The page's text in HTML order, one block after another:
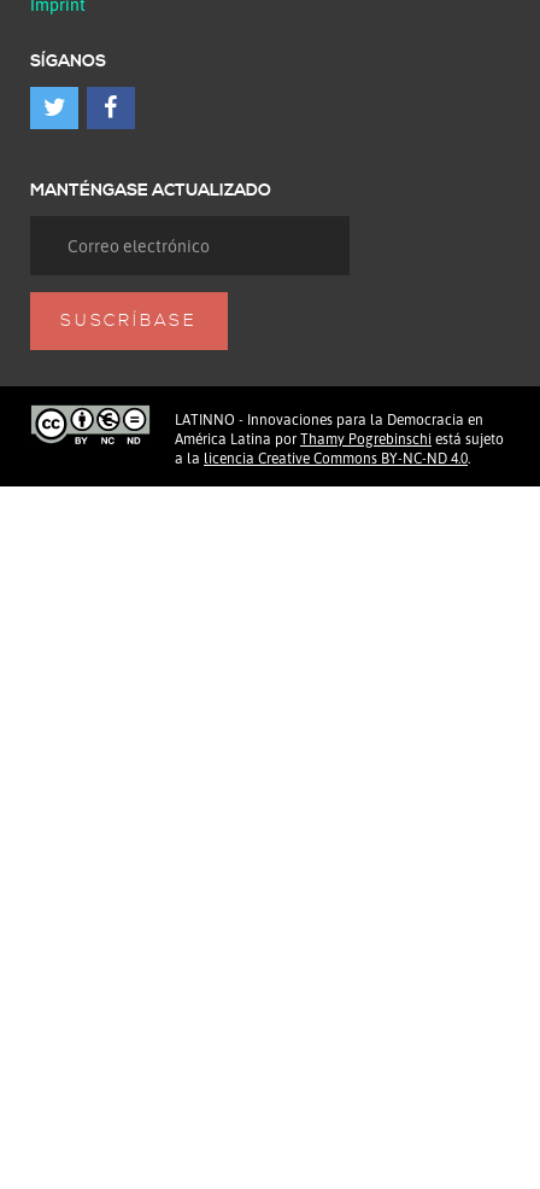
SÍGANOS
MANTÉNGASE ACTUALIZADO
LATINNO - Innovaciones para la Democracia en
América Latina por Thamy Pogrebinschi está sujeto
a la licencia Creative Commons BY-NC-ND 4.0.